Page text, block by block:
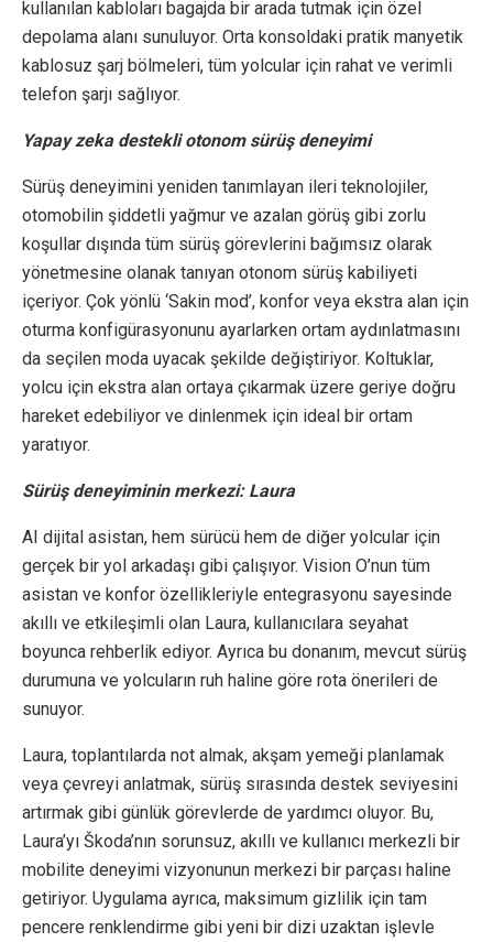
kullanılan kabloları bagajda bir arada tutmak için özel
depolama alanı sunuluyor. Orta konsoldaki pratik manyetik
kablosuz şarj bölmeleri, tüm yolcular için rahat ve verimli
telefon şarjı sağlıyor.
Yapay zeka destekli otonom sürüş deneyimi
Sürüş deneyimini yeniden tanımlayan ileri teknolojiler,
otomobilin şiddetli yağmur ve azalan görüş gibi zorlu
koşullar dışında tüm sürüş görevlerini bağımsız olarak
yönetmesine olanak tanıyan otonom sürüş kabiliyeti
içeriyor. Çok yönlü ‘Sakin mod’, konfor veya ekstra alan için
oturma konfigürasyonunu ayarlarken ortam aydınlatmasını
da seçilen moda uyacak şekilde değiştiriyor. Koltuklar,
yolcu için ekstra alan ortaya çıkarmak üzere geriye doğru
hareket edebiliyor ve dinlenmek için ideal bir ortam
yaratıyor.
Sürüş deneyiminin merkezi: Laura
AI dijital asistan, hem sürücü hem de diğer yolcular için
gerçek bir yol arkadaşı gibi çalışıyor. Vision O’nun tüm
asistan ve konfor özellikleriyle entegrasyonu sayesinde
akıllı ve etkileşimli olan Laura, kullanıcılara seyahat
boyunca rehberlik ediyor. Ayrıca bu donanım, mevcut sürüş
durumuna ve yolcuların ruh haline göre rota önerileri de
sunuyor.
Laura, toplantılarda not almak, akşam yemeği planlamak
veya çevreyi anlatmak, sürüş sırasında destek seviyesini
artırmak gibi günlük görevlerde de yardımcı oluyor. Bu,
Laura’yı Škoda’nın sorunsuz, akıllı ve kullanıcı merkezli bir
mobilite deneyimi vizyonunun merkezi bir parçası haline
getiriyor. Uygulama ayrıca, maksimum gizlilik için tam
pencere renklendirme gibi yeni bir dizi uzaktan işlevle